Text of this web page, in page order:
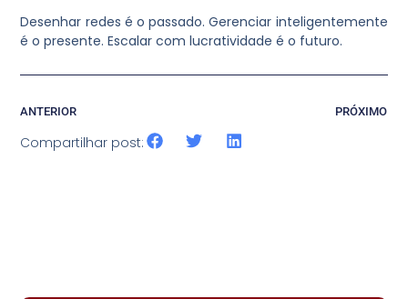
Desenhar redes é o passado. Gerenciar inteligentemente
é o presente. Escalar com lucratividade é o futuro.
ANTERIOR PRÓXIMO
Compartilhar post: